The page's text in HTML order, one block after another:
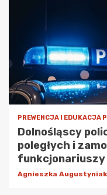
PREWENCJA I EDUKACJA
Dolnośląscy
poległych i
funkcjonariuszy
Agnieszka Augustyniak